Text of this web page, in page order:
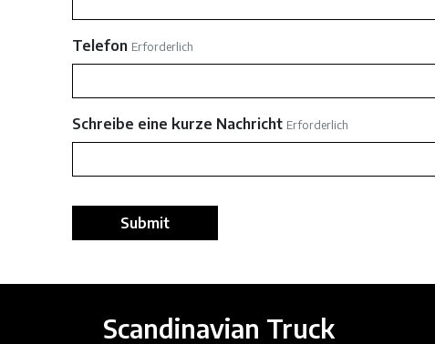
Telefon Erforderlich
Schreibe eine kurze Nachricht Erforderlich
Submit
Scandinavian Truck